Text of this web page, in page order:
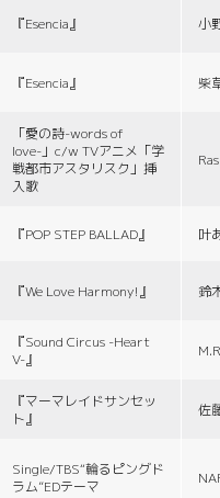
『Esencia』 小
『Esencia』 柴
「愛の詩-words of
love-」c/w TVアニメ「学
戦都市アスタリスク」挿
入歌
『POP STEP BALLAD』 叶
『We Love Harmony!』 鈴
『Sound Circus -Heart
V-』
『マーマレイドサンセッ
ト』
佐
Single/TBS“輪るピングド
ラム”EDテーマ